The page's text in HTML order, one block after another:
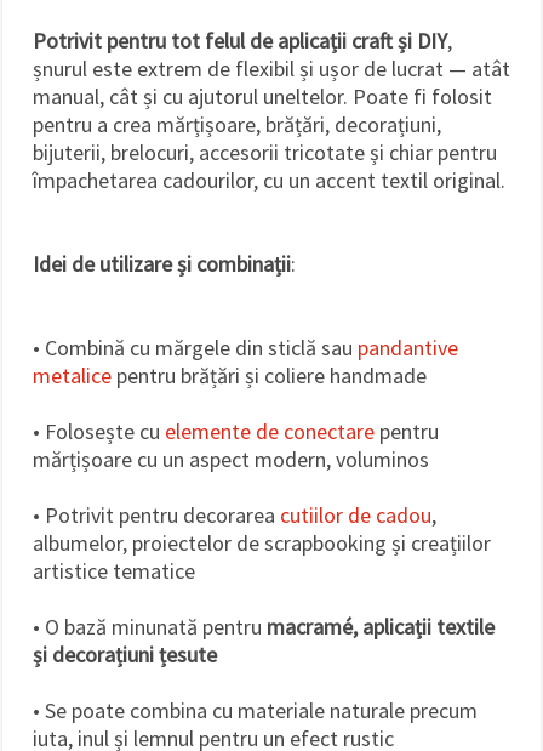
Potrivit pentru tot felul de aplicații craft și DIY,
șnurul este extrem de flexibil și ușor de lucrat — atât
manual, cât și cu ajutorul uneltelor. Poate fi folosit
pentru a crea mărțișoare, brățări, decorațiuni,
bijuterii, brelocuri, accesorii tricotate și chiar pentru
împachetarea cadourilor, cu un accent textil original.
Idei de utilizare și combinații:
• Combină cu mărgele din sticlă sau pandantive
metalice pentru brățări și coliere handmade
• Folosește cu elemente de conectare pentru
mărțișoare cu un aspect modern, voluminos
• Potrivit pentru decorarea cutiilor de cadou,
albumelor, proiectelor de scrapbooking și creațiilor
artistice tematice
• O bază minunată pentru macramé, aplicații textile
și decorațiuni țesute
• Se poate combina cu materiale naturale precum
iuta, inul și lemnul pentru un efect rustic